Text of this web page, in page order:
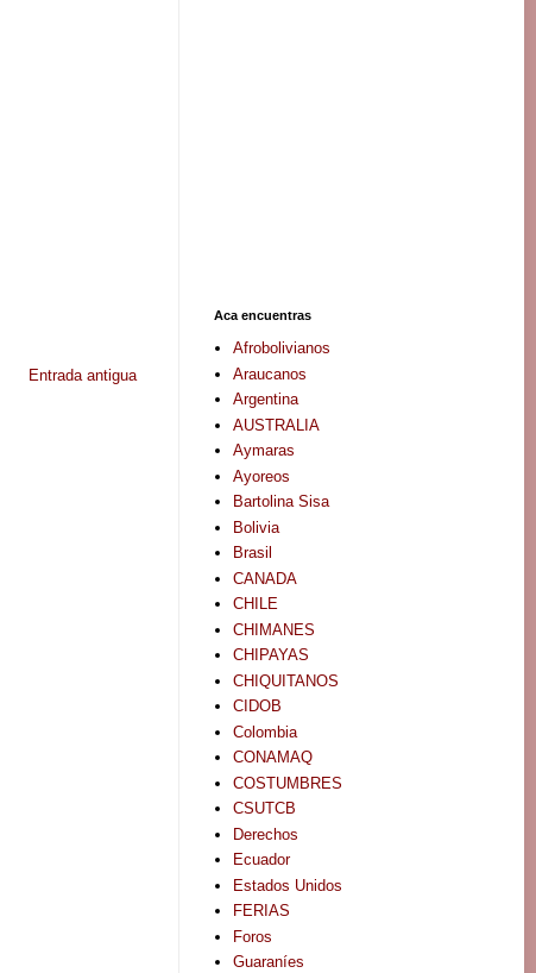
Entrada antigua
Aca encuentras
Afrobolivianos
Araucanos
Argentina
AUSTRALIA
Aymaras
Ayoreos
Bartolina Sisa
Bolivia
Brasil
CANADA
CHILE
CHIMANES
CHIPAYAS
CHIQUITANOS
CIDOB
Colombia
CONAMAQ
COSTUMBRES
CSUTCB
Derechos
Ecuador
Estados Unidos
FERIAS
Foros
Guaraníes